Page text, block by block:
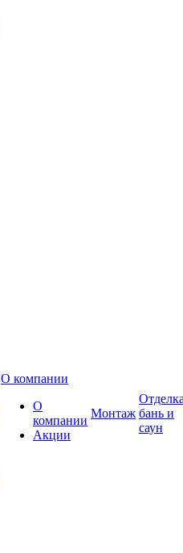
О компании
О
компании
Акции
Монтаж бань и
саун